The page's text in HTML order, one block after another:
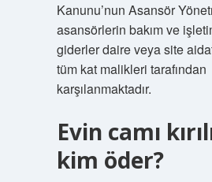
Kanunu’nun Asansör
asansörlerin bakım ve
giderler daire veya site
tüm kat malikleri tarafından
karşılanmaktadır.
Evin camı
kim öder?